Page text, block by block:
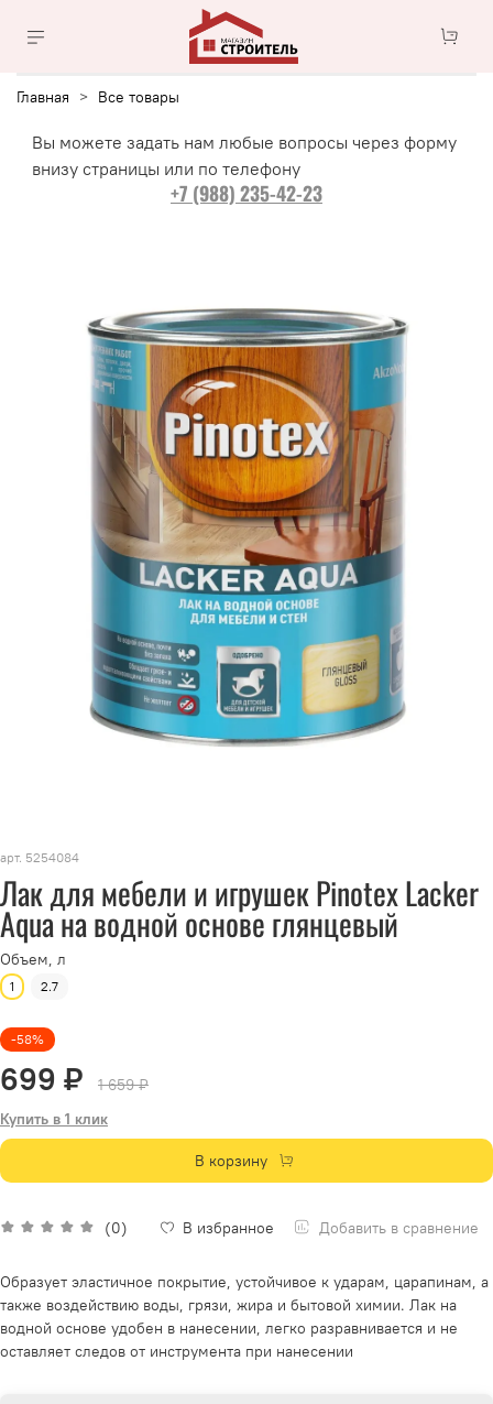
Главная Все товары
Вы можете задать нам любые вопросы через форму
внизу страницы или по телефону
+7 (988) 235-42-23
арт. 5254084
Лак для мебели и игрушек Pinotex Lacker
Aqua на водной основе глянцевый
(0) В избранное Добавить в сравнение
Объем, л
1 2.7
-58%
699 ₽
1 659 ₽
Купить в 1 клик
В корзину
Образует эластичное покрытие, устойчивое к ударам, царапинам, а
также воздействию воды, грязи, жира и бытовой химии. Лак на
водной основе удобен в нанесении, легко разравнивается и не
оставляет следов от инструмента при нанесении